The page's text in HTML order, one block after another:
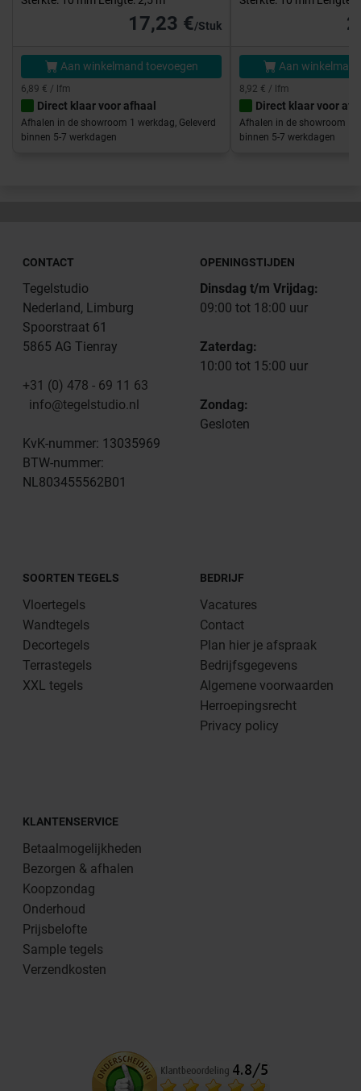
17,23 €/Stuk
Aan winkelmand toevoegen
6,89 € / lfm
Direct klaar voor afhaal
Afhalen in de showroom 1 werkdag, Geleverd
binnen 5-7 werkdagen
Aan
8,92 € / lfm
Direct klaar voor
Afhalen in de showroom 1
binnen 5-7 werkdagen
CONTACT
Tegelstudio
Nederland, Limburg
Spoorstraat 61
5865 AG Tienray
+31 (0) 478 - 69 11 63
info@tegelstudio.nl
KvK-nummer: 13035969
BTW-nummer:
NL803455562B01
OPENINGSTIJDEN
Dinsdag t/m Vrijdag:
09:00 tot 18:00 uur
Zaterdag:
10:00 tot 15:00 uur
Zondag:
Gesloten
SOORTEN TEGELS
Vloertegels
Wandtegels
Decortegels
Terrastegels
XXL tegels
BEDRIJF
Vacatures
Contact
Plan hier je afspraak
Bedrijfsgegevens
Algemene voorwaarden
Herroepingsrecht
Privacy policy
KLANTENSERVICE
Betaalmogelijkheden
Bezorgen & afhalen
Koopzondag
Onderhoud
Prijsbelofte
Sample tegels
Verzendkosten